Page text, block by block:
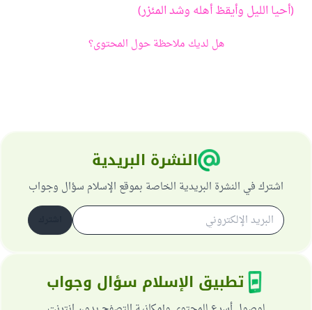
(أحيا الليل وأيقظ أهله وشد المئزر)
هل لديك ملاحظة حول المحتوى؟
النشرة البريدية
اشترك في النشرة البريدية الخاصة بموقع الإسلام سؤال وجواب
تطبيق الإسلام سؤال وجواب